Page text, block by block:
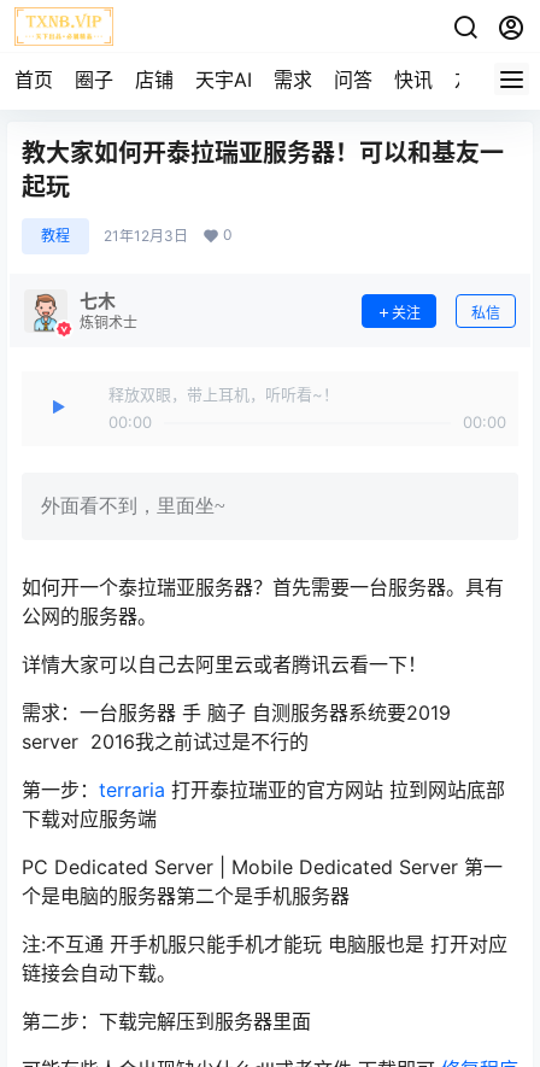
首页 圈子 店铺 天宇AI 需求 问答 快讯 友链
教大家如何开泰拉瑞亚服务器！可以和基友一
起玩
教程 21年12月3日 0
七木
炼铜术士
关注 私信
释放双眼，带上耳机，听听看~！
00:00
00:00
外面看不到，里面坐~
如何开一个泰拉瑞亚服务器？首先需要一台服务器。具有
公网的服务器。
详情大家可以自己去阿里云或者腾讯云看一下！
需求：一台服务器 手 脑子 自测服务器系统要2019
server 2016我之前试过是不行的
第一步： terraria 打开泰拉瑞亚的官方网站 拉到网站底部
下载对应服务端
PC Dedicated Server | Mobile Dedicated Server 第一
个是电脑的服务器第二个是手机服务器
注:不互通 开手机服只能手机才能玩 电脑服也是 打开对应
链接会自动下载。
第二步：下载完解压到服务器里面